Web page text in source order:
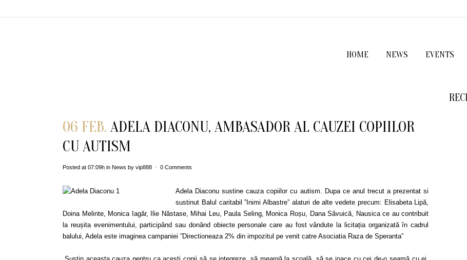
HOME NEWS EVENTS
06 FEB. ADELA DIACONU, AMBASADOR AL CAUZEI COPIILOR
CU AUTISM
Posted at 07:09h in News by vip888 0 Comments
Adela Diaconu sustine cauza copiilor cu autism. Dupa ce anul trecut a prezentat si
sustinut Balul caritabil ”Inimi Albastre” alaturi de alte vedete precum: Elisabeta Lipă,
Doina Melinte, Monica Iagăr, Ilie Năstase, Mihai Leu, Paula Seling, Monica Roșu, Dana Săvuică, Nausica ce au contribuit
la reușita evenimentului, participând sau donând obiecte personale care au fost vândute la licitația organizată în cadrul
balului, Adela este imaginea campaniei ”Directioneaza 2% din impozitul pe venit catre Asociatia Raza de Speranta”